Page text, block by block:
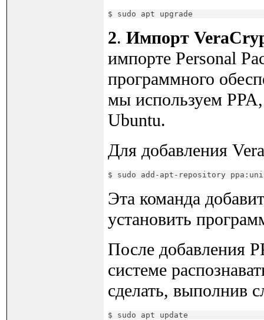
$ sudo apt upgrade
2. Импорт
импорте Personal
программного
мы используем
Ubuntu.
Для добавления
$ sudo add-apt-repository
Эта команда
установить
После добавления
системе
сделать, выполнив
$ sudo apt update